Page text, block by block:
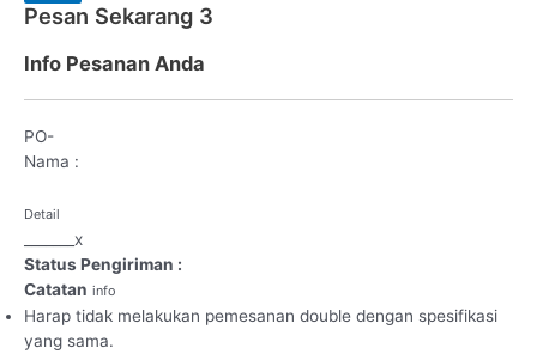
Pesan Sekarang 3
Info Pesanan Anda
PO-
Nama :
Detail
x
Status Pengiriman :
Catatan info
Harap tidak melakukan pemesanan double dengan spesifikasi
yang sama.